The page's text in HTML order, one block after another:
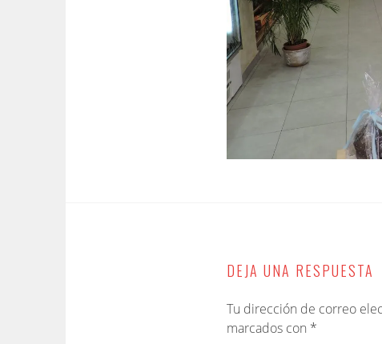
DEJA UNA RESPUESTA
Tu dirección de correo
marcados con *